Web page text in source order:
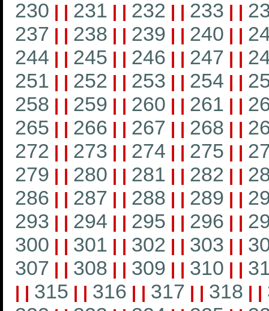
230 | | 231 | | 232 | | 233 | |
237 | | 238 | | 239 | | 240 | |
244 | | 245 | | 246 | | 247 | |
251 | | 252 | | 253 | | 254 | |
258 | | 259 | | 260 | | 261 | |
265 | | 266 | | 267 | | 268 | |
272 | | 273 | | 274 | | 275 | |
279 | | 280 | | 281 | | 282 | |
286 | | 287 | | 288 | | 289 | |
293 | | 294 | | 295 | | 296 | |
300 | | 301 | | 302 | | 303 | |
307 | | 308 | | 309 | | 310 | |
| | 315 | | 316 | | 317 | | 318 | |